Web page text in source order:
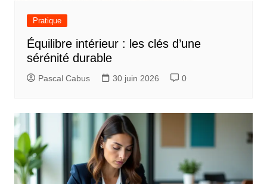
Pratique
Équilibre intérieur : les clés d’une
sérénité durable
Pascal Cabus 30 juin 2026 0